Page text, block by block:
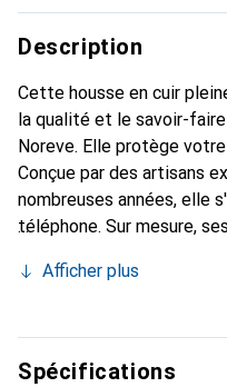
Description
Cette housse en cuir
la qualité et le savoir-
Noreve. Elle protège
Conçue par des artisans
nombreuses années, elle
téléphone. Sur mesure,
et indispensable pour
marque Noreve est un
exigeante.
Afficher plus
Spécifications